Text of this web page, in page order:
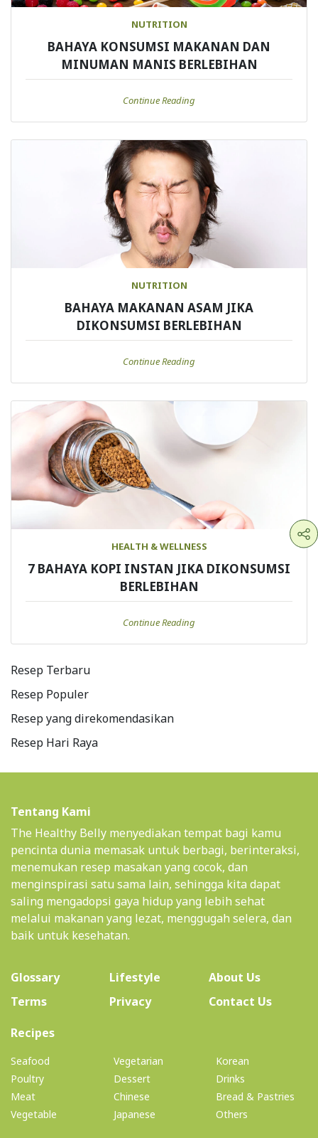
NUTRITION
BAHAYA KONSUMSI MAKANAN DAN
MINUMAN MANIS BERLEBIHAN
Continue Reading
NUTRITION
BAHAYA MAKANAN ASAM JIKA
DIKONSUMSI BERLEBIHAN
Continue Reading
HEALTH & WELLNESS
7 BAHAYA KOPI INSTAN JIKA DIKONSUMSI
BERLEBIHAN
Continue Reading
Resep Terbaru
Resep Populer
Resep yang direkomendasikan
Resep Hari Raya
Tentang Kami
The Healthy Belly menyediakan tempat bagi kamu
pencinta dunia memasak untuk berbagi, berinteraksi,
menemukan resep masakan yang cocok, dan
menginspirasi satu sama lain, sehingga kita dapat
saling mengadopsi gaya hidup yang lebih sehat
melalui makanan yang lezat, menggugah selera, dan
baik untuk kesehatan.
Glossary Lifestyle About Us(current)
Terms
Privacy
Contact Us
Recipes(current)
Seafood
Poultry
Meat
Vegetable
Vegetarian
Dessert
Chinese
Japanese
Korean
Drinks
Bread & Pastries
Others